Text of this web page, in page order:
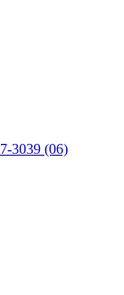
3039 (06)